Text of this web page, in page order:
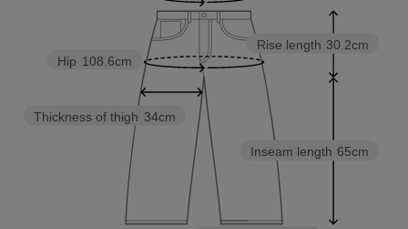
Inseam length 65cm
Rise length 30.2cm
Thickness of thigh 34cm
Hip 108.6cm